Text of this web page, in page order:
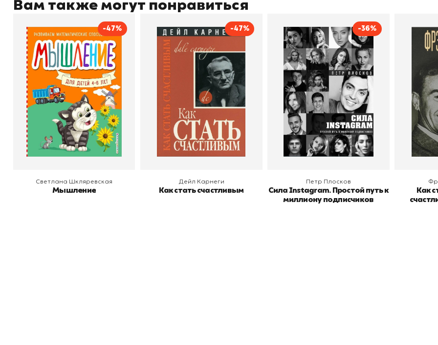
Вам также могут понравиться
-47%
Мышление
Автор
Светлана Шкляревская
Издательство
Эксмодетство
В корзину
Светлана Шкляревская
Мышление
-47%
Как стать счастливым
Автор
Дейл Карнеги
Издательство
Попурри, Минск
В корзину
Дейл Карнеги
Как стать счастливым
-36%
Сила Instagram. Простой
путь к миллиону
подписчиков
Автор
Петр Плосков
Издательство
Бомбора
В корзину
Петр Плосков
Сила Instagram. Простой путь к
миллиону подписчиков
Как
В
Как